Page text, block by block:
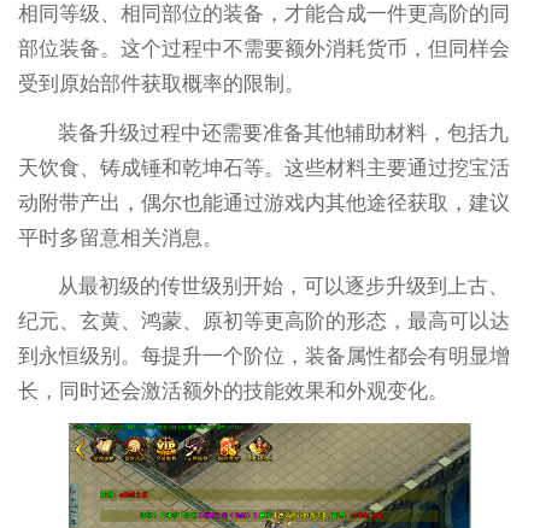
相同等级、相同部位的装备，才能合成一件更高阶的同
部位装备。这个过程中不需要额外消耗货币，但同样会
受到原始部件获取概率的限制。
装备升级过程中还需要准备其他辅助材料，包括九
天饮食、铸成锤和乾坤石等。这些材料主要通过挖宝活
动附带产出，偶尔也能通过游戏内其他途径获取，建议
平时多留意相关消息。
从最初级的传世级别开始，可以逐步升级到上古、
纪元、玄黄、鸿蒙、原初等更高阶的形态，最高可以达
到永恒级别。每提升一个阶位，装备属性都会有明显增
长，同时还会激活额外的技能效果和外观变化。